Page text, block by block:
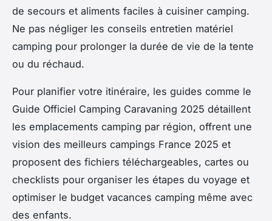
de secours et aliments faciles à cuisiner camping.
Ne pas négliger les conseils entretien matériel
camping pour prolonger la durée de vie de la tente
ou du réchaud.
Pour planifier votre itinéraire, les guides comme le
Guide Officiel Camping Caravaning 2025 détaillent
les emplacements camping par région, offrent une
vision des meilleurs campings France 2025 et
proposent des fichiers téléchargeables, cartes ou
checklists pour organiser les étapes du voyage et
optimiser le budget vacances camping même avec
des enfants.